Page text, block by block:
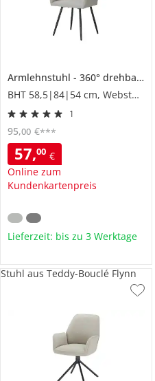
Armlehnstuhl 360° drehbar
BHT 58,5|84|54 cm, Webstoff fein
1
57,00 €
Online zum
Kundenkartenpreis
95,00 €***
Lieferzeit: bis zu 3 Werktage
Stuhl aus Teddy-Bouclé Flynn